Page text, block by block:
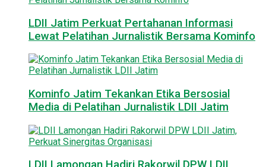
LDII Jatim Perkuat Pertahanan Informasi
Lewat Pelatihan Jurnalistik Bersama Kominfo
Kominfo Jatim Tekankan Etika Bersosial
Media di Pelatihan Jurnalistik LDII Jatim